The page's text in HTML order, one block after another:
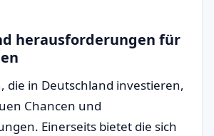
herausforderungen für
die in Deutschland investieren,
Chancen und
Einerseits bietet die sich